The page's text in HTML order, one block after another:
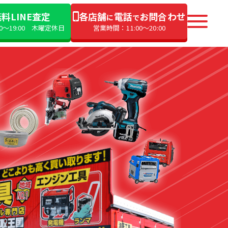
LINE査定
〜19:00 木曜定休日
各店舗に電話でお問合わせ
営業時間：11:00〜20:00